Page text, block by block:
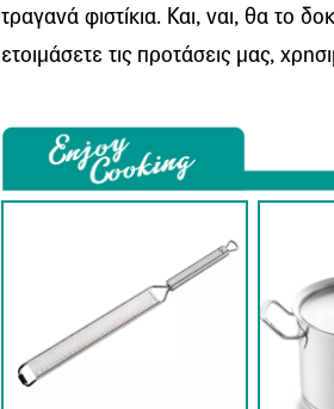
τραγανά φιστίκια. Και, ναι, θα το
ετοιμάσετε τις προτάσεις μας,